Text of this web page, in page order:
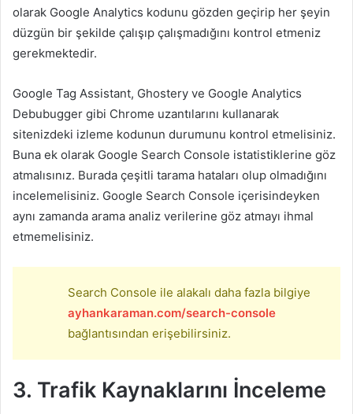
olarak Google Analytics kodunu gözden geçirip her şeyin
düzgün bir şekilde çalışıp çalışmadığını kontrol etmeniz
gerekmektedir.
Google Tag Assistant, Ghostery ve Google Analytics
Debubugger gibi Chrome uzantılarını kullanarak
sitenizdeki izleme kodunun durumunu kontrol etmelisiniz.
Buna ek olarak Google Search Console istatistiklerine göz
atmalısınız. Burada çeşitli tarama hataları olup olmadığını
incelemelisiniz. Google Search Console içerisindeyken
aynı zamanda arama analiz verilerine göz atmayı ihmal
etmemelisiniz.
Search Console ile alakalı daha fazla bilgiye
ayhankaraman.com/search-console
bağlantısından erişebilirsiniz.
3. Trafik Kaynaklarını İnceleme